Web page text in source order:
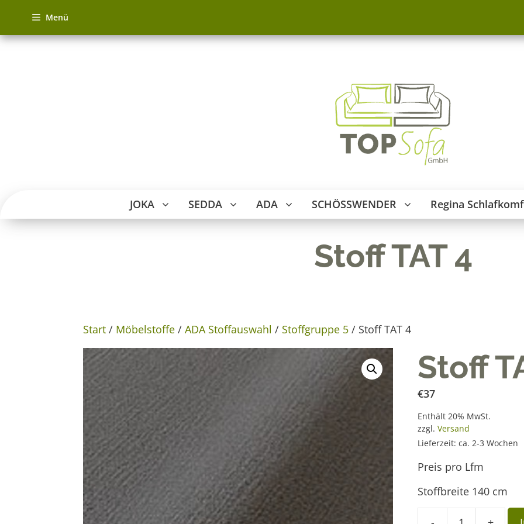
springen
Menü
JOKA SEDDA ADA SCHÖSSWENDER Regina
Stoff TAT 4
Start / Möbelstoffe / ADA Stoffauswahl / Stoffgruppe 5 / Stoff TAT 4
Stoff
€37
Enthält 20% MwSt.
zzgl.Versand
Lieferzeit: ca. 2-3 Wochen
Preis pro Lfm
Stoffbreite 140 cm